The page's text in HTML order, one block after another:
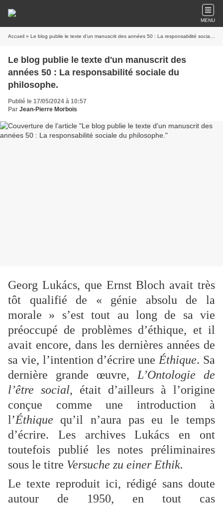
MENU
Accueil » Le blog publie le texte d'un manuscrit des années 50 : La responsabilité sociale du philosophe.
Le blog publie le texte d'un manuscrit des
années 50 : La responsabilité sociale du
philosophe.
Publié le 17/05/2024 à 10:57
Par Jean-Pierre Morbois
Georg Lukács, que Ernst Bloch avait très
tôt qualifié de « génie absolu de la
morale » s’est tout au long de sa vie
préoccupé de problèmes d’éthique, et il
avait encore, dans les dernières années de
sa vie, l’intention d’écrire une Éthique. Sa
dernière grande œuvre, L’Ontologie de
l’être social, était d’ailleurs à l’origine
conçue comme une introduction à
l’Éthique qu’il n’aura pas eu le temps
d’écrire. Les archives Lukács en ont
toutefois publié les notes préliminaires
sous le titre Versuche zu einer Ethik.
Le texte reproduit ici, rédigé sans doute
autour de 1950, en tout cas